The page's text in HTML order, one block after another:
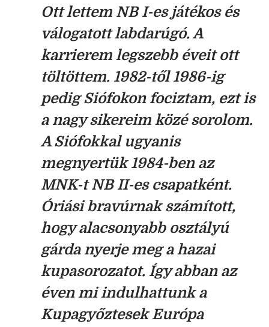
Ott lettem NB I-es játékos és
válogatott labdarúgó. A
karrierem legszebb éveit ott
töltöttem. 1982-től 1986-ig
pedig Siófokon fociztam, ezt is
a nagy sikereim közé sorolom.
A Siófokkal ugyanis
megnyertük 1984-ben az
MNK-t NB II-es csapatként.
Óriási bravúrnak számított,
hogy alacsonyabb osztályú
gárda nyerje meg a hazai
kupasorozatot. Így abban az
éven mi indulhattunk a
Kupagyőztesek Európa